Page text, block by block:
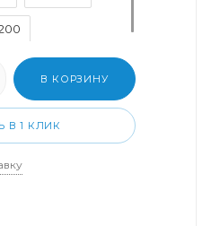
В КОРЗИНУ
В 1 КЛИК